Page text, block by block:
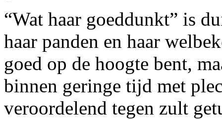
“Wat haar goeddunkt” is
haar panden en haar
goed op de hoogte bent,
binnen geringe tijd met
veroordelend tegen zult